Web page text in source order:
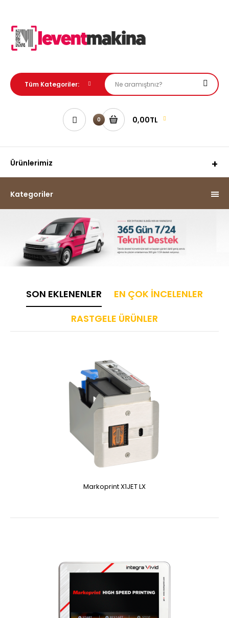
0 0,00TL
Ürünlerimiz
Kategoriler
SON EKLENENLER
EN ÇOK İNCELENLER
RASTGELE ÜRÜNLER
Markoprint X1JET LX